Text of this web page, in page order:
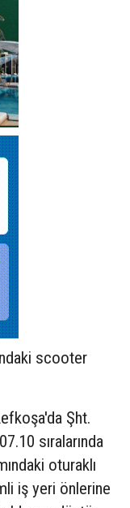
scooter
Şht.
sıralarında
oturaklı
iş yeri önlerine